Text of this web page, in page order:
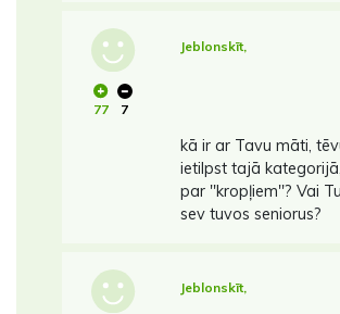
77 7
Jeblonskīt,
kā ir ar Tavu māti,
ietilpst tajā
par ''kropļiem''? Vai
sev tuvos seniorus?
Jeblonskīt,